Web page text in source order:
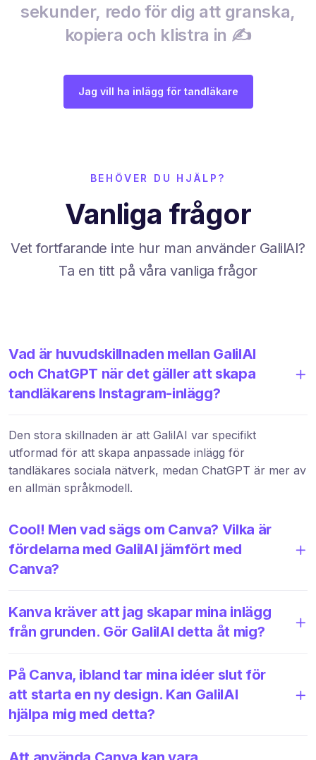
sekunder, redo för dig att granska,
kopiera och klistra in ✍️
Jag vill ha inlägg för tandläkare
BEHÖVER DU HJÄLP?
Vanliga frågor
Vet fortfarande inte hur man använder GalilAI?
Ta en titt på våra vanliga frågor
Vad är huvudskillnaden mellan GalilAI
och ChatGPT när det gäller att skapa
tandläkarens Instagram-inlägg?
Den stora skillnaden är att GalilAI var specifikt
utformad för att skapa anpassade inlägg för
tandläkares sociala nätverk, medan ChatGPT är mer av
en allmän språkmodell.
Cool! Men vad sägs om Canva? Vilka är
fördelarna med GalilAI jämfört med
Canva?
Kanva kräver att jag skapar mina inlägg
från grunden. Gör GalilAI detta åt mig?
På Canva, ibland tar mina idéer slut för
att starta en ny design. Kan GalilAI
hjälpa mig med detta?